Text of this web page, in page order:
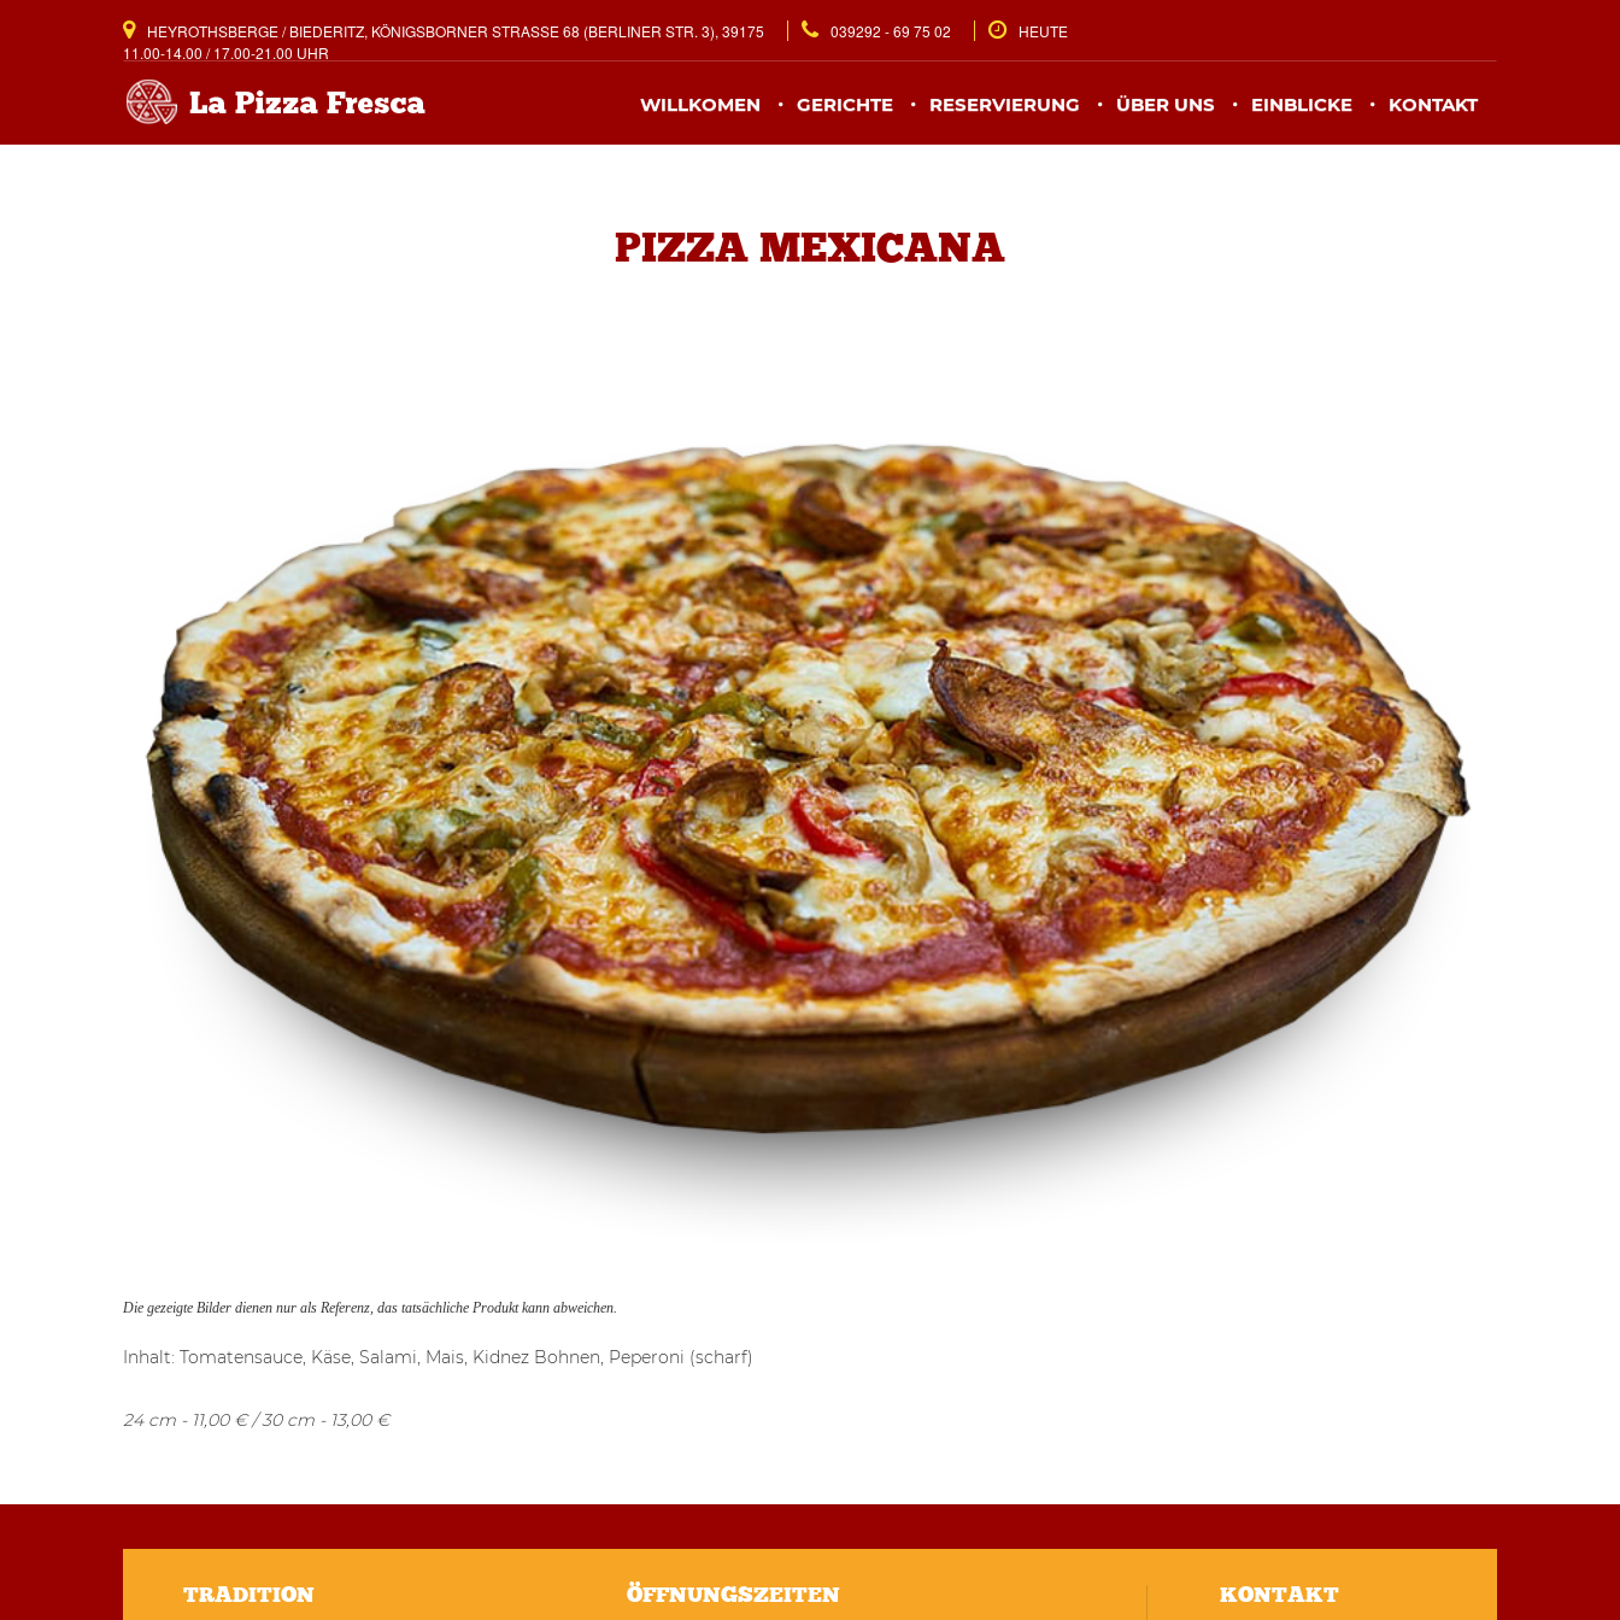
HEYROTHSBERGE / BIEDERITZ, KÖNIGSBORNER STRASSE 68 (BERLINER STR. 3), 39175 039292 - 69 75 02
HEUTE
11.00-14.00 / 17.00-21.00 UHR
WILLKOMEN GERICHTE RESERVIERUNG ÜBER UNS EINBLICKE KONTAKT
PIZZA MEXICANA
Die gezeigte Bilder dienen nur als Referenz, das tatsächliche Produkt kann abweichen.
Inhalt: Tomatensauce, Käse, Salami, Mais, Kidnez Bohnen, Peperoni (scharf)
24 cm - 11,00 € / 30 cm - 13,00 €
TRADITION ÖFFNUNGSZEITEN KONTAKT